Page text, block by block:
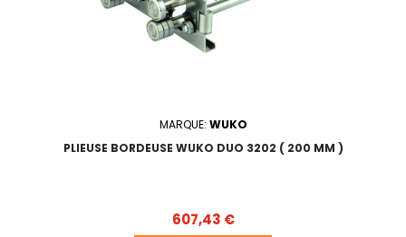
MARQUE: WUKO
PLIEUSE BORDEUSE WUKO DUO 3202 ( 200 MM )
Prix
607,43 €